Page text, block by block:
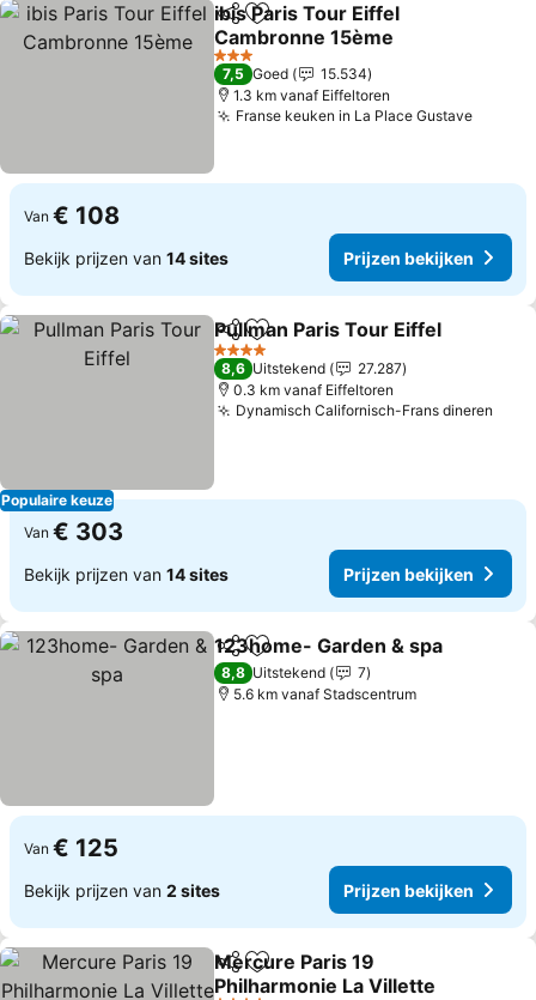
DelenToevoegen aan favorieten
ibis Paris Tour Eiffel
Cambronne 15ème
3 Sterren
7,5 Goed
15.534
1.3 km vanaf Eiffeltoren
Franse keuken in La Place Gustave
Van € 108
Bekijk prijzen van 14 sites Prijzen bekijken
Populaire keuze
DelenToevoegen aan favorieten
Pullman Paris Tour Eiffel
4 Sterren
8,6 Uitstekend
27.287
0.3 km vanaf Eiffeltoren
Dynamisch Californisch-Frans dineren
Van € 303
Bekijk prijzen van 14 sites Prijzen bekijken
DelenToevoegen aan favorieten
123home- Garden & spa
8,8 Uitstekend
7
5.6 km vanaf Stadscentrum
Van € 125
Bekijk prijzen van 2 sites Prijzen bekijken
DelenToevoegen aan favorieten
Mercure Paris 19
Philharmonie La Villette